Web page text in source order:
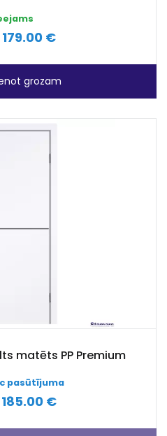
179.00 €
grozam
matēts PP Premium
pasūtījuma
185.00 €